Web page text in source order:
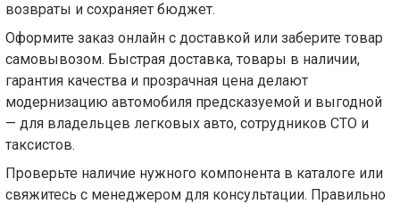
возвраты и сохраняет бюджет.
Оформите заказ онлайн с доставкой или заберите товар
самовывозом. Быстрая доставка, товары в наличии,
гарантия качества и прозрачная цена делают
модернизацию автомобиля предсказуемой и выгодной
— для владельцев легковых авто, сотрудников СТО и
таксистов.
Проверьте наличие нужного компонента в каталоге или
свяжитесь с менеджером для консультации. Правильно